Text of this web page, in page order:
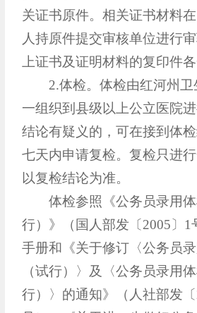
关证书原件。相关证书材料
人持原件提交审核单位进行
上证书及证明材料的复印件各
2.体检。体检由红河州
一组织到县级以上公立医院
结论有疑义的，可在接到体
七天内申请复检。复检只进
以复检结论为准。
体检参照《公务员录用
行）》（国人部发〔2005〕1
手册和《关于修订〈公务员
（试行）〉及〈公务员录用
行）〉的通知》（人社部发